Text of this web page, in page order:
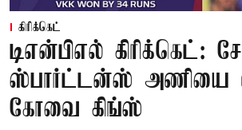
கிரிக்கெட்
டிஎன்பிஎல் கிரிக்கெட்:
ஸ்பார்ட்டன்ஸ் அணியை
கோவை கிங்ஸ்